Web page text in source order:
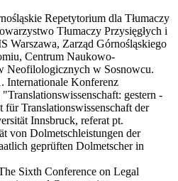
Repetytorium dla Tłumaczy
Tłumaczy Przysięgłych i
Warszawa, Zarząd Górnośląskiego
Centrum Naukowo-
Neofilologicznych w Sosnowcu.
Internationale Konferenz
gestern -
Translationswissenschaft der
Innsbruck, referat pt.
von Dolmetschleistungen der
geprüften Dolmetscher in
Sixth Conference on Legal